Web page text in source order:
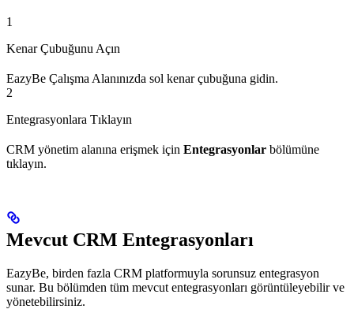
1
Kenar Çubuğunu Açın
EazyBe Çalışma Alanınızda sol kenar çubuğuna gidin.
2
Entegrasyonlara Tıklayın
CRM yönetim alanına erişmek için Entegrasyonlar bölümüne
tıklayın.
Mevcut CRM Entegrasyonları
EazyBe, birden fazla CRM platformuyla sorunsuz entegrasyon
sunar. Bu bölümden tüm mevcut entegrasyonları görüntüleyebilir ve
yönetebilirsiniz.